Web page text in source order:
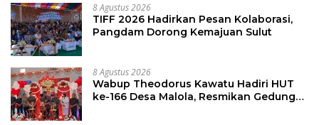
8 Agustus 2026
TIFF 2026 Hadirkan Pesan Kolaborasi,
Pangdam Dorong Kemajuan Sulut
8 Agustus 2026
Wabup Theodorus Kawatu Hadiri HUT
ke-166 Desa Malola, Resmikan Gedung